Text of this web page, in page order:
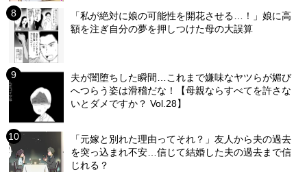
「私が絶対に娘の可能性を開花させる…！」娘に高
額を注ぎ自分の夢を押しつけた母の大誤算
夫が闇堕ちした瞬間…これまで嫌味なヤツらが媚び
へつらう姿は滑稽だな！【母親ならすべてを許さな
いとダメですか？ Vol.28】
「元嫁と別れた理由ってそれ？」友人から夫の過去
を突っ込まれ不安…信じて結婚した夫の過去まで信
じれる？